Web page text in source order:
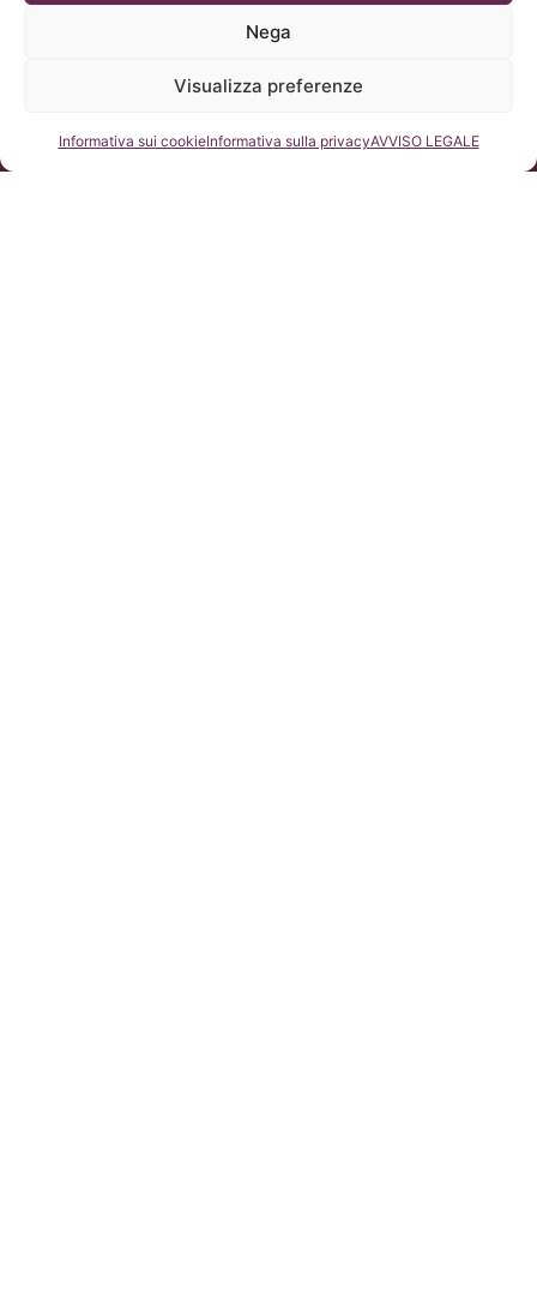
Nega
Visualizza preferenze
Informativa sui cookieInformativa sulla privacyAVVISO LEGALE
Consultateci